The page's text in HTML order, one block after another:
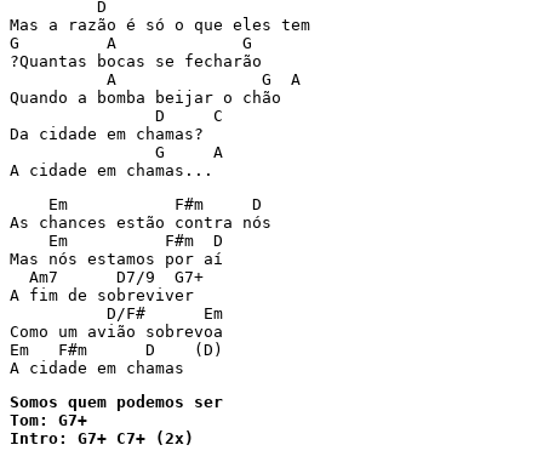
         D
Mas a razão é só o que eles tem
G         A             G
?Quantas bocas se fecharão
          A               G  A
Quando a bomba beijar o chão
               D     C
Da cidade em chamas?
               G     A
    Em           F#m     D
As chances estão contra nós
    Em          F#m  D
Mas nós estamos por aí
  Am7      D7/9  G7+
A fim de sobreviver
          D/F#      Em
Como um avião sobrevoa
Em   F#m      D    (D)
Somos quem podemos ser
Tom: G7+
Intro: G7+ C7+ (2x)